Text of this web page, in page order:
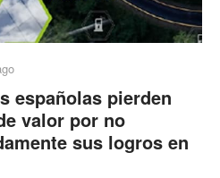
españolas pierden
valor por no
sus logros en